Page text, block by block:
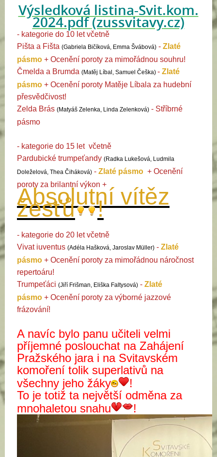
Výsledková listina-Svit.kom.
2024.pdf (zussvitavy.cz)
- kategorie do 10 let včetně
Pišta a Fišta (Gabriela Bičíková, Emma Švábová) - Zlaté
pásmo + Ocenění poroty za mimořádnou souhru!
Čmelda a Brumda (Matěj Líbal, Samuel Češka) - Zlaté
pásmo + Ocenění poroty Matěje Líbala za hudební
přesvědčivost!
Zelda Brás (Matyáš Zelenka, Linda Zelenková) - Stříbrné
pásmo
- kategorie do 15 let včetně
Pardubické trumpeťandy (Radka Lukešová, Ludmila
Doleželová, Thea Čiháková) - Zlaté pásmo + Ocenění
poroty za brilantní výkon +
Absolutní vítěz
žesťů !
- kategorie do 20 letvčetně
Vivat iuventus (Adéla Hašková, Jaroslav Müller) - Zlaté
pásmo + Ocenění poroty za mimořádnou náročnost
repertoáru!
Trumpeťáci (Jiří Frišman, Eliška Faltysová) - Zlaté
pásmo + Ocenění poroty za výborné jazzové
frázování!
A navíc bylo panu učiteli velmi
příjemné poslouchat na Zahájení
Pražského jara i na Svitavském
komoření tolik superlativů na
všechny jeho žáky
!
To je totiž ta největší odměna za
mnohaletou snahu
!